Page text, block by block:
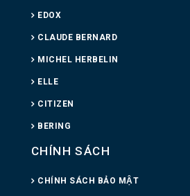
EDOX
CLAUDE BERNARD
MICHEL HERBELIN
ELLE
CITIZEN
BERING
CHÍNH SÁCH
CHÍNH SÁCH BẢO MẬT